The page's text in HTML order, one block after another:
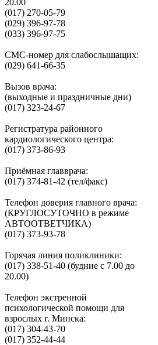
(017) 270-05-79
(029) 396-97-78
(033) 396-97-75
СМС-номер для слабослышащих:
(029) 641-66-35
Вызов врача:
(выходные и праздничные дни)
(017) 323-24-67
Регистратура районного
кардиологического центра:
(017) 373-86-93
Приёмная главврача:
(017) 374-81-42 (тел/факс)
Телефон доверия главного врача:
(КРУГЛОСУТОЧНО в режиме
АВТООТВЕТЧИКА)
(017) 373-93-78
Горячая линия поликлиники:
(017) 338-51-40 (будние с 7.00 до
20.00)
Телефон экстренной
психологической помощи для
взрослых г. Минска:
(017) 304-43-70
(017) 352-44-44